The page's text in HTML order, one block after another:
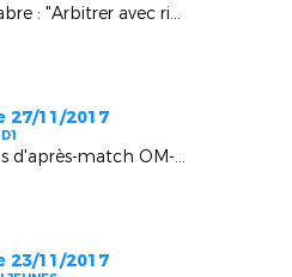
Arthur Fabre : "Arbitrer avec rigueur et envie"
27/11/2017
Réactions d'après-match OM-PSG
23/11/2017